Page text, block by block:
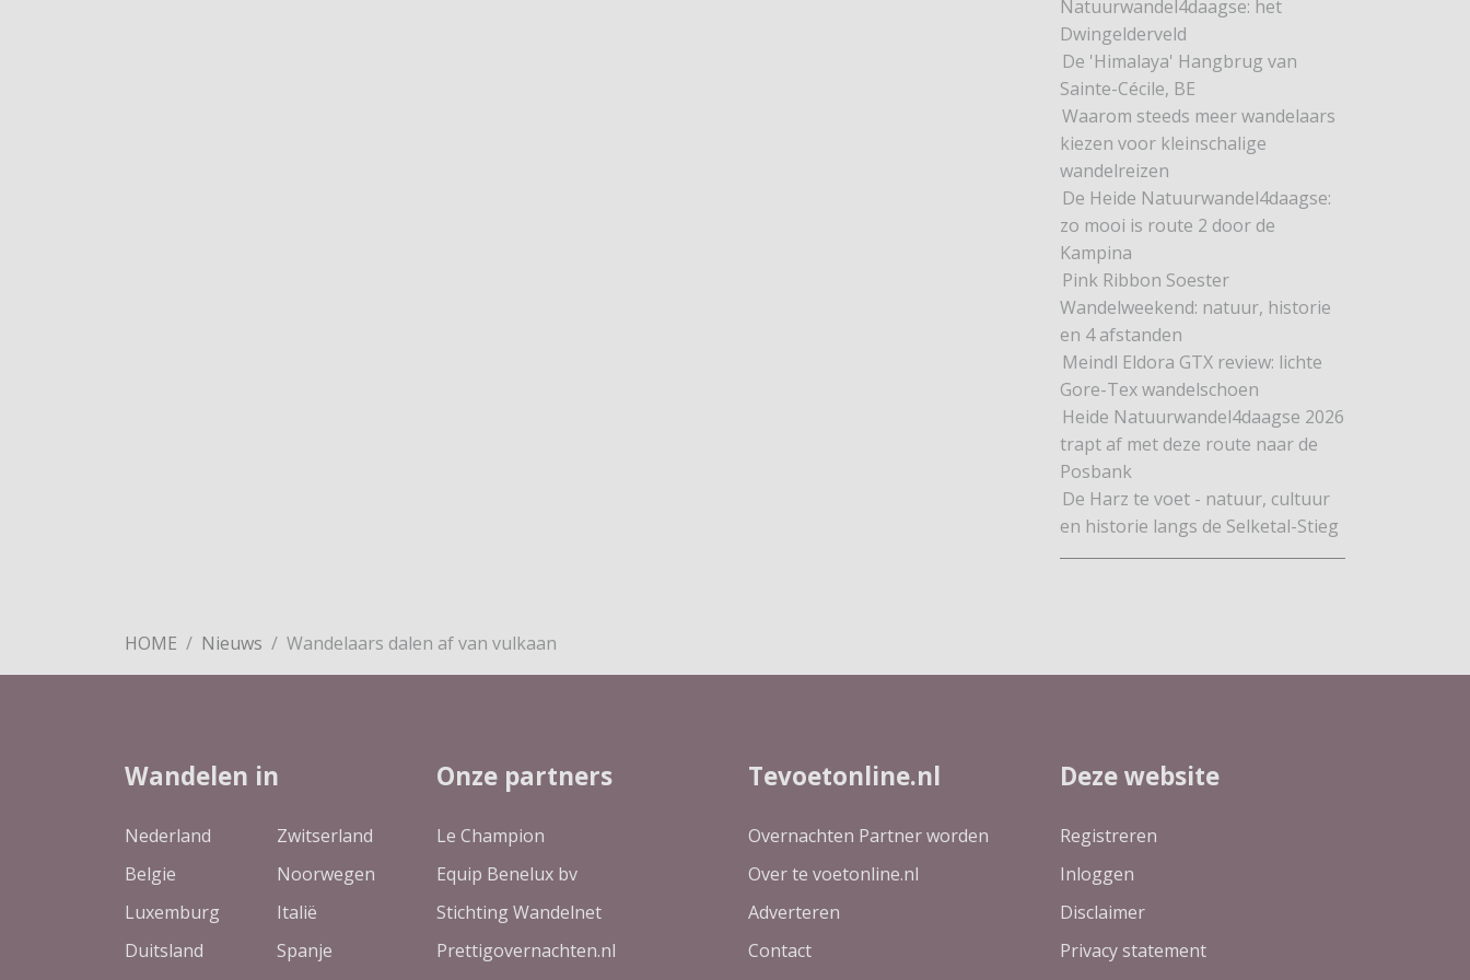
Natuurwandel4daagse: het
Dwingelderveld
De 'Himalaya' Hangbrug van
Sainte-Cécile, BE
Waarom steeds meer wandelaars
kiezen voor kleinschalige
wandelreizen
De Heide Natuurwandel4daagse:
zo mooi is route 2 door de
Kampina
Pink Ribbon Soester
Wandelweekend: natuur, historie
en 4 afstanden
Meindl Eldora GTX review: lichte
Gore-Tex wandelschoen
Heide Natuurwandel4daagse 2026
trapt af met deze route naar de
Posbank
De Harz te voet - natuur, cultuur
en historie langs de Selketal-Stieg
HOME Nieuws Wandelaars dalen af van vulkaan
Wandelen in
Nederland
Belgie
Luxemburg
Duitsland
Zwitserland
Noorwegen
Italië
Spanje
Onze partners
Le Champion
Equip Benelux bv
Stichting Wandelnet
Prettigovernachten.nl
Tevoetonline.nl
Overnachten Partner worden
Over te voetonline.nl
Adverteren
Contact
Deze website
Registreren
Inloggen
Disclaimer
Privacy statement